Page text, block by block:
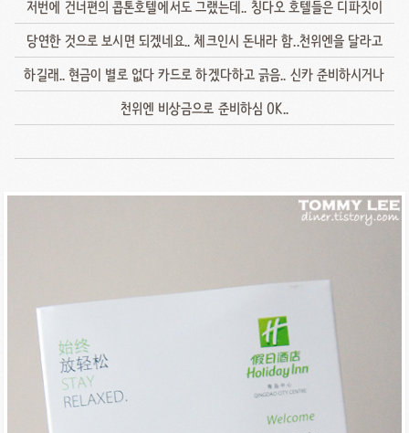
저번에 건너편의 콥톤호텔에서도 그랬는데.. 칭다오 호텔들은 디파짓이
당연한 것으로 보시면 되겠네요.. 체크인시 돈내라 함..천위엔을 달라고
하길래.. 현금이 별로 없다 카드로 하겠다하고 긁음.. 신카 준비하시거나
천위엔 비상금으로 준비하심 OK..